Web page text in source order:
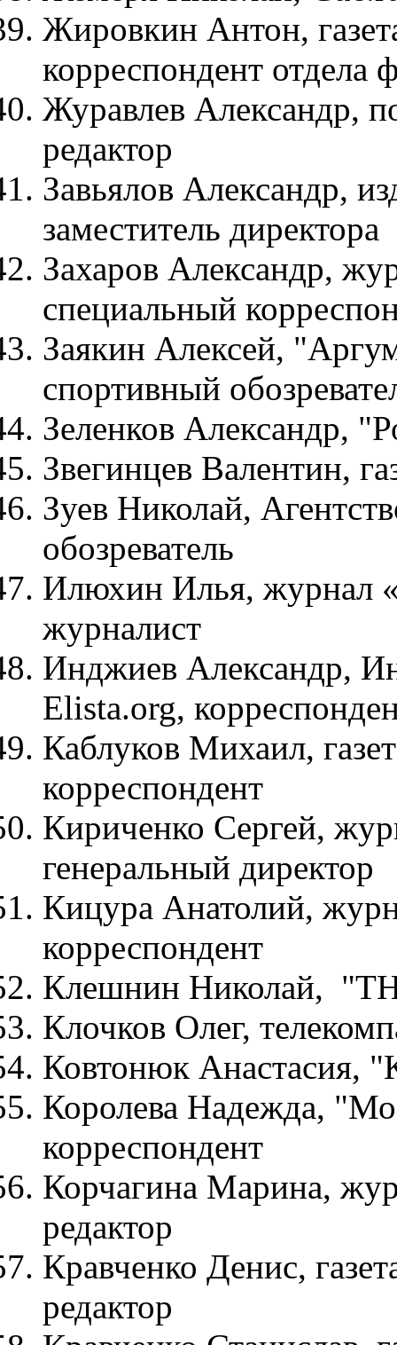
Жировкин Антон,
корреспондент отдела
Журавлев Александр,
редактор
Завьялов Александр,
заместитель директора
Захаров Александр,
специальный
Заякин Алексей,
спортивный
Зеленков Александр,
Звегинцев Валентин,
Зуев Николай,
обозреватель
Илюхин Илья, журнал
журналист
Инджиев Александр,
Elista.org,
Каблуков Михаил,
корреспондент
Кириченко Сергей,
генеральный директор
Кицура Анатолий,
корреспондент
Клешнин Николай,
Клочков Олег,
Ковтонюк Анастасия,
Королева Надежда,
корреспондент
Корчагина Марина,
редактор
Кравченко Денис,
редактор